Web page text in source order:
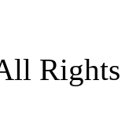
Rights